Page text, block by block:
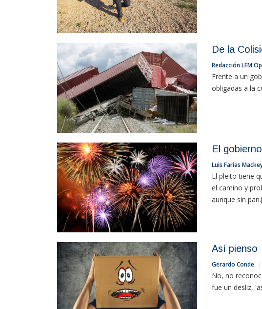
De la
Redacción LFM
Frente a un
obligadas a la
El
Luis Farias
El pleito tiene
el camino y
aunque sin
Así pienso
Gerardo Conde
No, no
fue un desliz,